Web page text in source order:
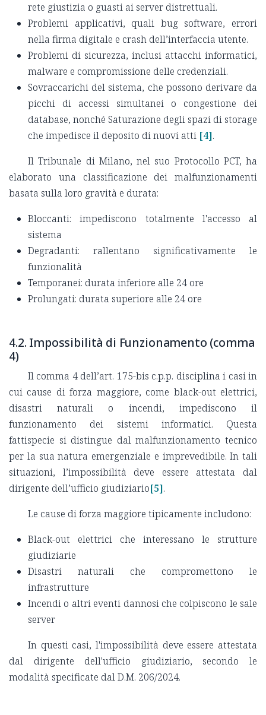
rete giustizia o guasti ai server distrettuali.
Problemi applicativi, quali bug software, errori
nella firma digitale e crash dell’interfaccia utente.
Problemi di sicurezza, inclusi attacchi informatici,
malware e compromissione delle credenziali.
Sovraccarichi del sistema, che possono derivare da
picchi di accessi simultanei o congestione dei
database, nonché Saturazione degli spazi di storage
che impedisce il deposito di nuovi atti [4].
Il Tribunale di Milano, nel suo Protocollo PCT, ha
elaborato una classificazione dei malfunzionamenti
basata sulla loro gravità e durata:
Bloccanti: impediscono totalmente l'accesso al
sistema
Degradanti: rallentano significativamente le
funzionalità
Temporanei: durata inferiore alle 24 ore
Prolungati: durata superiore alle 24 ore
4.2. Impossibilità di Funzionamento (comma
4)
Il comma 4 dell’art. 175-bis c.p.p. disciplina i casi in
cui cause di forza maggiore, come black-out elettrici,
disastri naturali o incendi, impediscono il
funzionamento dei sistemi informatici. Questa
fattispecie si distingue dal malfunzionamento tecnico
per la sua natura emergenziale e imprevedibile. In tali
situazioni, l’impossibilità deve essere attestata dal
dirigente dell’ufficio giudiziario[5].
Le cause di forza maggiore tipicamente includono:
Black-out elettrici che interessano le strutture
giudiziarie
Disastri naturali che compromettono le
infrastrutture
Incendi o altri eventi dannosi che colpiscono le sale
server
In questi casi, l'impossibilità deve essere attestata
dal dirigente dell'ufficio giudiziario, secondo le
modalità specificate dal D.M. 206/2024.